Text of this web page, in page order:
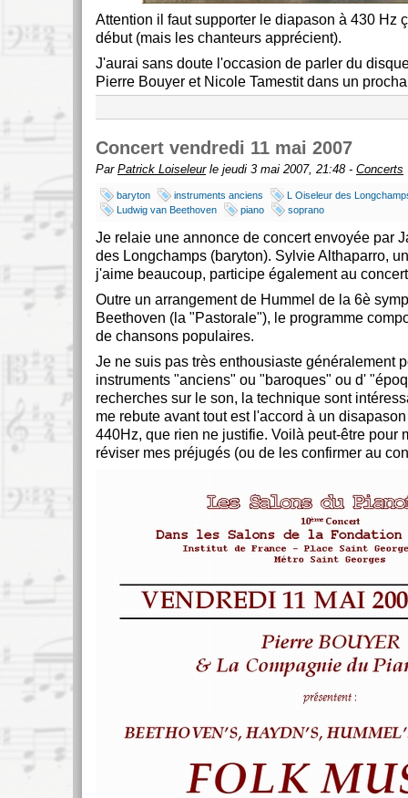
Attention il faut supporter le diapason à 430 Hz
début (mais les chanteurs apprécient).
J'aurai sans doute l'occasion de parler du
Pierre Bouyer et Nicole Tamestit dans un
Concert vendredi 11 mai 2007
Par Patrick Loiseleurle jeudi 3 mai 2007, 21:48 - Concerts
baryton instruments anciens
L Oiseleur des
Ludwig van Beethoven
piano soprano
Je relaie une annonce de concert envoyée par
des Longchamps (baryton). Sylvie Althaparro,
j'aime beaucoup, participe également au
Outre un arrangement de Hummel de la 6è
Beethoven (la "Pastorale"), le programme
de chansons populaires.
Je ne suis pas très enthousiaste généralement
instruments "anciens" ou "baroques" ou d'
recherches sur le son, la technique sont
me rebute avant tout est l'accord à un
440Hz, que rien ne justifie. Voilà peut-être pour
réviser mes préjugés (ou de les confirmer au